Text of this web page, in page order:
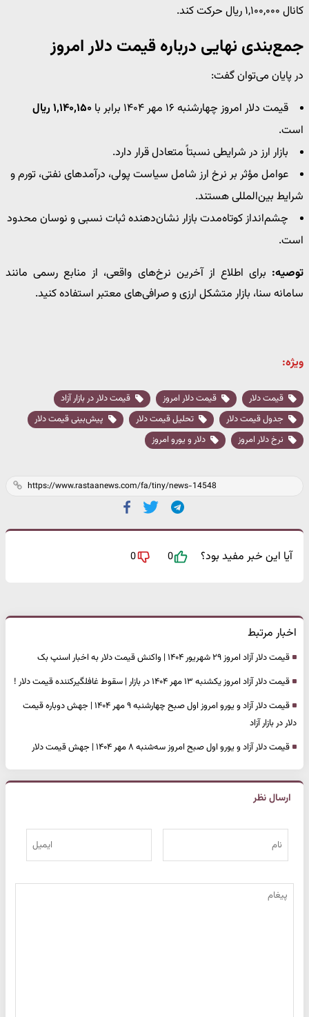
کانال ۱,۱۰۰,۰۰۰ ریال حرکت کند.
جمع‌بندی نهایی درباره قیمت دلار امروز
در پایان می‌توان گفت:
قیمت دلار امروز چهارشنبه ۱۶ مهر ۱۴۰۴ برابر با
۱,۱۴۰,۱۵۰ ریال
است.
بازار ارز در شرایطی نسبتاً متعادل قرار دارد.
عوامل مؤثر بر نرخ ارز شامل سیاست پولی، درآمدهای نفتی، تورم و
شرایط بین‌المللی هستند.
چشم‌انداز کوتاه‌مدت بازار نشان‌دهنده ثبات نسبی و نوسان محدود
است.
توصیه: برای اطلاع از آخرین نرخ‌های واقعی، از منابع رسمی مانند
سامانه سنا، بازار متشکل ارزی و صرافی‌های معتبر استفاده کنید.
ویژه:
قیمت دلار قیمت دلار امروز
قیمت دلار در بازار آزاد
جدول قیمت دلار
تحلیل قیمت دلار
پیش‌بینی قیمت دلار
نرخ دلار امروز
دلار و یورو امروز
آیا این خبر مفید بود؟ 0
0
اخبار مرتبط
قیمت دلار آزاد امروز ۲۹ شهریور ۱۴۰۴ | واکنش قیمت دلار به اخبار اسنپ بک
قیمت دلار آزاد امروز یکشنبه ۱۳ مهر ۱۴۰۴ در بازار | سقوط غافلگیرکننده قیمت دلار !
قیمت دلار آزاد و یورو امروز اول صبح چهارشنبه ۹ مهر ۱۴۰۴ | جهش دوباره قیمت
دلار در بازار آزاد
قیمت دلار آزاد و یورو اول صبح امروز سه‌شنبه ۸ مهر ۱۴۰۴ | جهش قیمت دلار
ارسال نظر